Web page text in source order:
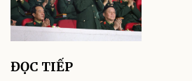
ĐỌC TIẾP